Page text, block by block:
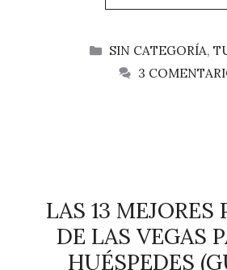
CATEGORÍAS
SIN CATEGORÍA,
3
LAS 13 MEJORES
DE LAS VEGAS
HUÉSPEDES